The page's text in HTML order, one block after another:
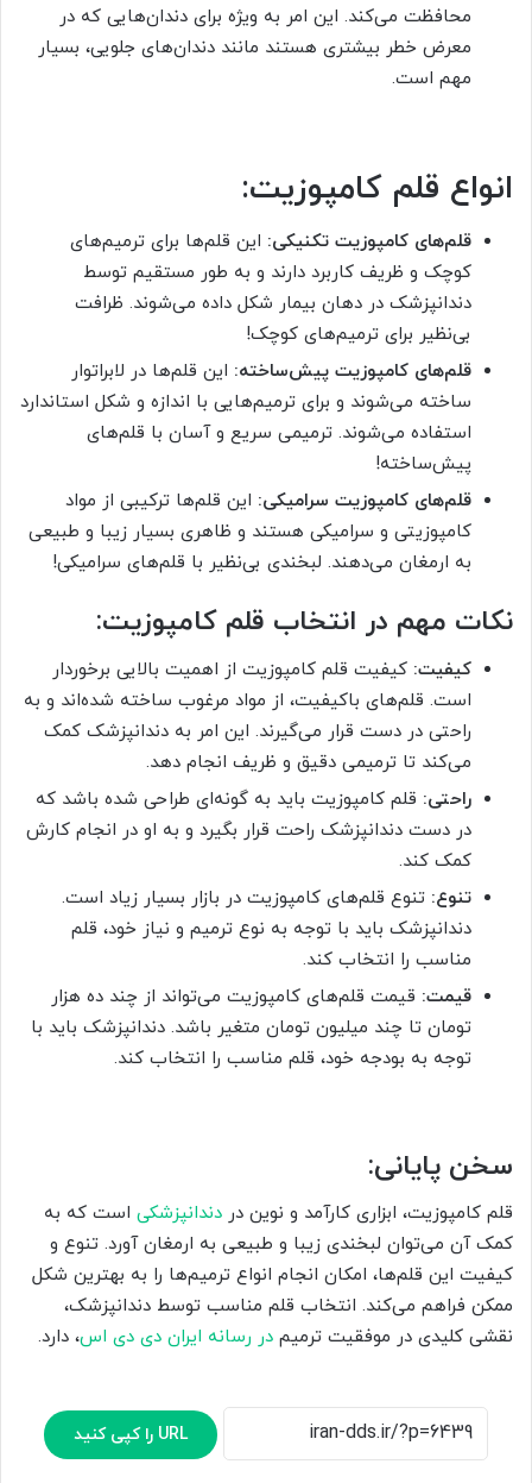
محافظت می‌کند. این امر به ویژه برای دندان‌هایی که در
معرض خطر بیشتری هستند مانند دندان‌های جلویی، بسیار
مهم است.
انواع قلم کامپوزیت:
قلم‌های کامپوزیت تکنیکی: این قلم‌ها برای ترمیم‌های
کوچک و ظریف کاربرد دارند و به طور مستقیم توسط
دندانپزشک در دهان بیمار شکل داده می‌شوند. ظرافت
بی‌نظیر برای ترمیم‌های کوچک!
قلم‌های کامپوزیت پیش‌ساخته: این قلم‌ها در لابراتوار
ساخته می‌شوند و برای ترمیم‌هایی با اندازه و شکل استاندارد
استفاده می‌شوند. ترمیمی سریع و آسان با قلم‌های
پیش‌ساخته!
قلم‌های کامپوزیت سرامیکی: این قلم‌ها ترکیبی از مواد
کامپوزیتی و سرامیکی هستند و ظاهری بسیار زیبا و طبیعی
به ارمغان می‌دهند. لبخندی بی‌نظیر با قلم‌های سرامیکی!
نکات مهم در انتخاب قلم کامپوزیت:
کیفیت: کیفیت قلم کامپوزیت از اهمیت بالایی برخوردار
است. قلم‌های باکیفیت، از مواد مرغوب ساخته شده‌اند و به
راحتی در دست قرار می‌گیرند. این امر به دندانپزشک کمک
می‌کند تا ترمیمی دقیق و ظریف انجام دهد.
راحتی: قلم کامپوزیت باید به گونه‌ای طراحی شده باشد که
در دست دندانپزشک راحت قرار بگیرد و به او در انجام کارش
کمک کند.
تنوع: تنوع قلم‌های کامپوزیت در بازار بسیار زیاد است.
دندانپزشک باید با توجه به نوع ترمیم و نیاز خود، قلم
مناسب را انتخاب کند.
قیمت: قیمت قلم‌های کامپوزیت می‌تواند از چند ده هزار
تومان تا چند میلیون تومان متغیر باشد. دندانپزشک باید با
توجه به بودجه خود، قلم مناسب را انتخاب کند.
سخن پایانی:
قلم کامپوزیت، ابزاری کارآمد و نوین در دندانپزشکی است که به
کمک آن می‌توان لبخندی زیبا و طبیعی به ارمغان آورد. تنوع و
کیفیت این قلم‌ها، امکان انجام انواع ترمیم‌ها را به بهترین شکل
ممکن فراهم می‌کند. انتخاب قلم مناسب توسط دندانپزشک،
نقشی کلیدی در موفقیت ترمیم در رسانه ایران دی دی اس، دارد.
URL را کپی کنید